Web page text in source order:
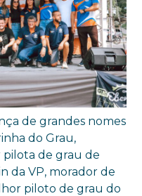
de grandes nomes
do Grau,
de grau de
da VP, morador de
piloto de grau do